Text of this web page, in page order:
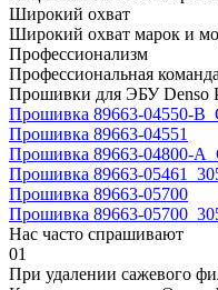
Широкий охват
Широкий охват марок и
Профессионализм
Профессиональная
Прошивки для ЭБУ Denso
Прошивка 89663-04550-
Прошивка 89663-04551
Прошивка 89663-04800-
Прошивка 89663-
Прошивка 89663-05700
Прошивка 89663-
Нас часто спрашивают
01
При удалении сажевого